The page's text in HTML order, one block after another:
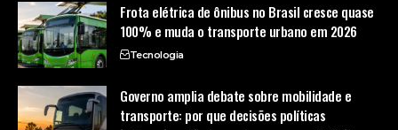
Frota elétrica de ônibus no Brasil cresce quase
100% e muda o transporte urbano em 2026
Tecnologia
Governo amplia debate sobre mobilidade e
transporte: por que decisões políticas